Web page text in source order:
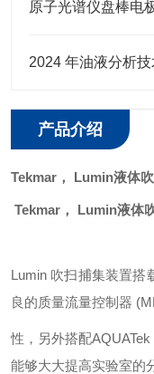
原子光谱仪盘棒电
2024 年油液分析技
产品介绍
Tekmar， Lumin液体
Tekmar， Lumin液体
Lumin 吹扫捕集装置搭
良的质量流量控制器
性，另外搭配AQUATek
能够大大提高实验室的